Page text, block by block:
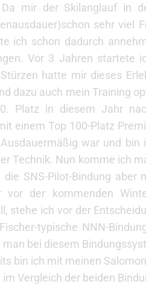
Da mir der Skilanglauf in
sehr viel
ich schon dadurch
Vor 3 Jahren startete
hatte mir dieses
dazu auch mein Training
Platz in diesem Jahr
einem Top 100-Platz
war und
Technik. Nun komme ich
SNS-Pilot-Bindung
vor der kommenden
stehe ich vor der
typische NNN-
bei diesem
bin ich mit meinen
Vergleich der beiden